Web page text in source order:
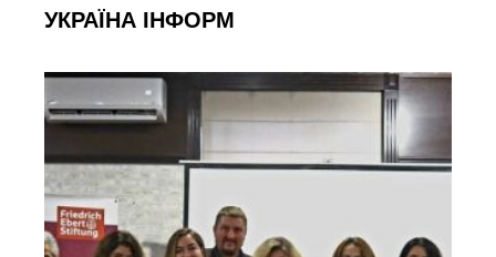
УКРАЇНА ІНФОРМ